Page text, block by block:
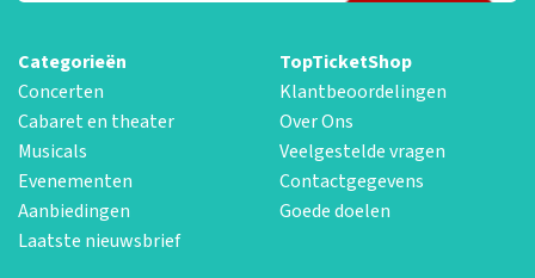
Categorieën
Concerten
Cabaret en theater
Musicals
Evenementen
Aanbiedingen
Laatste nieuwsbrief
TopTicketShop
Klantbeoordelingen
Over Ons
Veelgestelde vragen
Contactgegevens
Goede doelen